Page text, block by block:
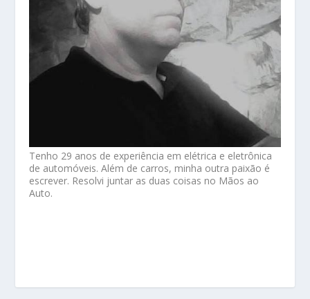
Tenho 29 anos de experiência em elétrica e eletrônica
de automóveis. Além de carros, minha outra paixão é
escrever. Resolvi juntar as duas coisas no Mãos ao
Auto.